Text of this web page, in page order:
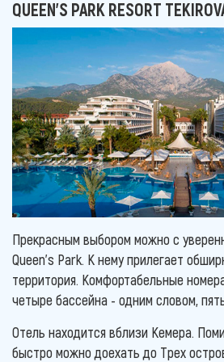
QUEEN'S PARK RESORT
Прекрасным выбором можно с
Queen's Park. К нему прилегает
территория. Комфортабельные
четыре бассейна - одним словом,
Отель находится вблизи Кемера.
быстро можно доехать до Трех